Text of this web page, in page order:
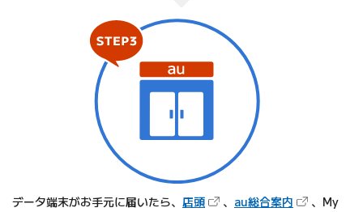
データ端末がお手元に届いたら、 店頭（新しいタブで開きます）
、 au総合案内 （新しいタ
、My